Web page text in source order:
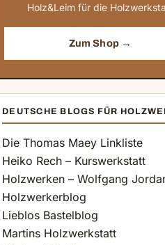
Holz&Leim für die
Zum Shop →
DEUTSCHE BLOGS FÜR
Die Thomas Maey Linkliste
Heiko Rech – Kurswerkstatt
Holzwerken – Wolfgang
Holzwerkerblog
Lieblos Bastelblog
Martins Holzwerkstatt